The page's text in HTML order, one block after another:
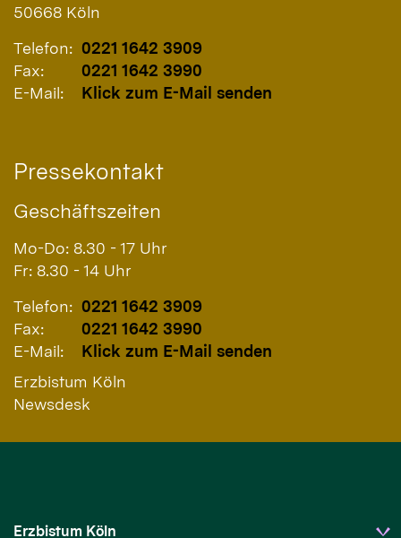
50668 Köln
Telefon: 0221 1642 3909
Fax:
0221 1642 3990
E-Mail:
Klick zum E-Mail senden
Pressekontakt
Geschäftszeiten
Mo-Do: 8.30 - 17 Uhr
Fr: 8.30 - 14 Uhr
Telefon: 0221 1642 3909
Fax:
0221 1642 3990
E-Mail:
Klick zum E-Mail senden
Erzbistum Köln
Newsdesk
Erzbistum Köln